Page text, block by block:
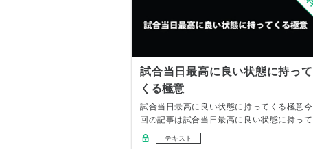
試合当日最高に良い状態に持って
くる極意
試合当日最高に良い状態に持ってくる極意今
回の記事は試合当日最高に良い状態に持って
くる極意と…
テキスト